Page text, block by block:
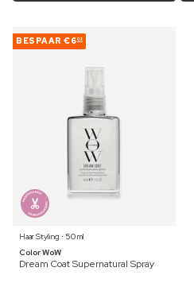
BESPAAR €602
Haar Styling ⋅ 50 ml
Color WoW
Dream Coat Supernatural Spray